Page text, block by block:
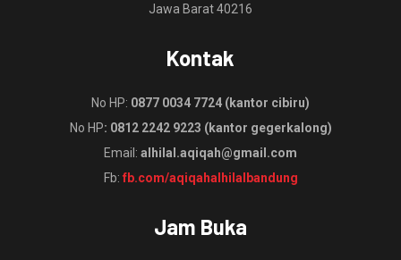
Jawa Barat 40216
Kontak
No HP: 0877 0034 7724 (kantor cibiru)
No HP: 0812 2242 9223 (kantor gegerkalong)
Email: alhilal.aqiqah@gmail.com
Fb: fb.com/aqiqahalhilalbandung
Jam Buka